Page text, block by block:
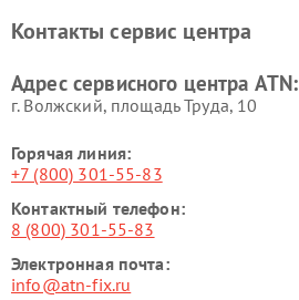
Контакты сервис центра
Адрес сервисного центра ATN:
г. Волжский, площадь Труда, 10
Горячая линия:
+7 (800) 301-55-83
Контактный телефон:
8 (800) 301-55-83
Электронная почта:
info@atn-fix.ru